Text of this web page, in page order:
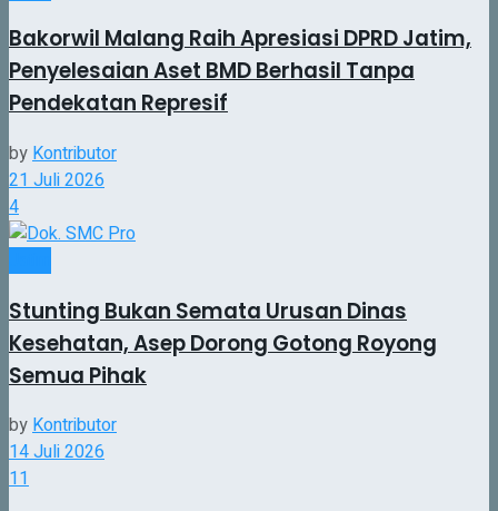
Bakorwil Malang Raih Apresiasi DPRD Jatim,
Penyelesaian Aset BMD Berhasil Tanpa
Pendekatan Represif
by Kontributor
21 Juli 2026
4
Stunting Bukan Semata Urusan Dinas
Kesehatan, Asep Dorong Gotong Royong
Semua Pihak
byKontributor
14 Juli 2026
11